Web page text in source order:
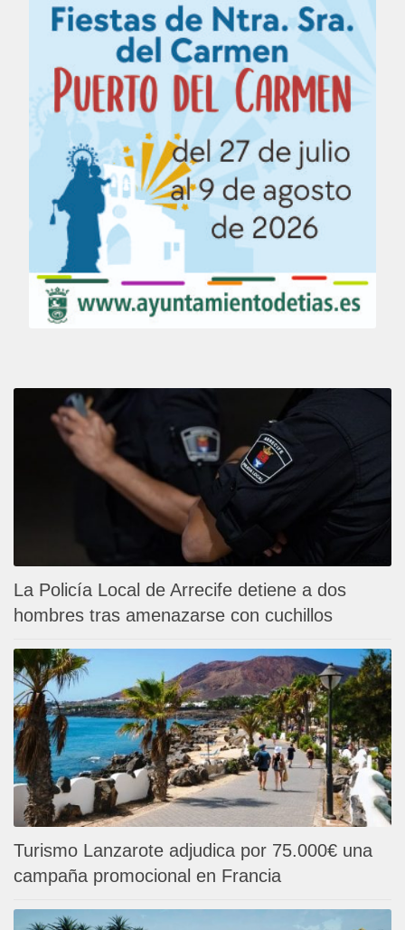
La Policía Local de Arrecife detiene a dos
hombres tras amenazarse con cuchillos
Turismo Lanzarote adjudica por 75.000€ una
campaña promocional en Francia